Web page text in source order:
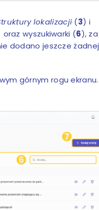
lokalizacji (3) i
oraz wyszukiwarki (6), za
dodano jeszcze żadnej
górnym rogu ekranu.